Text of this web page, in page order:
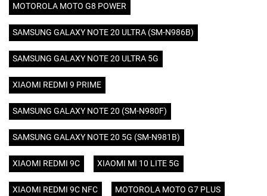
MOTOROLA MOTO G8 POWER
SAMSUNG GALAXY NOTE 20 ULTRA (SM-N986B)
SAMSUNG GALAXY NOTE 20 ULTRA 5G
XIAOMI REDMI 9 PRIME
SAMSUNG GALAXY NOTE 20 (SM-N980F)
SAMSUNG GALAXY NOTE 20 5G (SM-N981B)
XIAOMI REDMI 9C XIAOMI MI 10 LITE 5G
XIAOMI REDMI 9C NFC MOTOROLA MOTO G7 PLUS